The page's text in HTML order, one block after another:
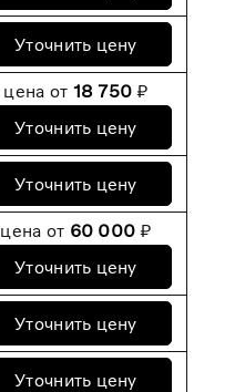
Уточнить цену
цена от 18 750 ₽
Уточнить цену
Уточнить цену
цена от 60 000 ₽
Уточнить цену
Уточнить цену
Уточнить цену